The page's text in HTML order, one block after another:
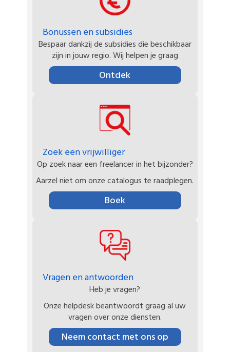
Bonussen en subsidies
Bespaar dankzij de subsidies die beschikbaar
zijn in jouw regio. Wij helpen je graag
Ontdek
Zoek een vrijwilliger
Op zoek naar een freelancer in het bijzonder?
Aarzel niet om onze catalogus te raadplegen.
Boek
Vragen en antwoorden
Heb je vragen?
Onze helpdesk beantwoordt graag al uw
vragen over onze diensten.
Neem contact met ons op